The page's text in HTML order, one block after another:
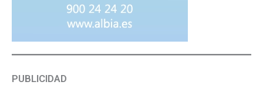
PUBLICIDAD